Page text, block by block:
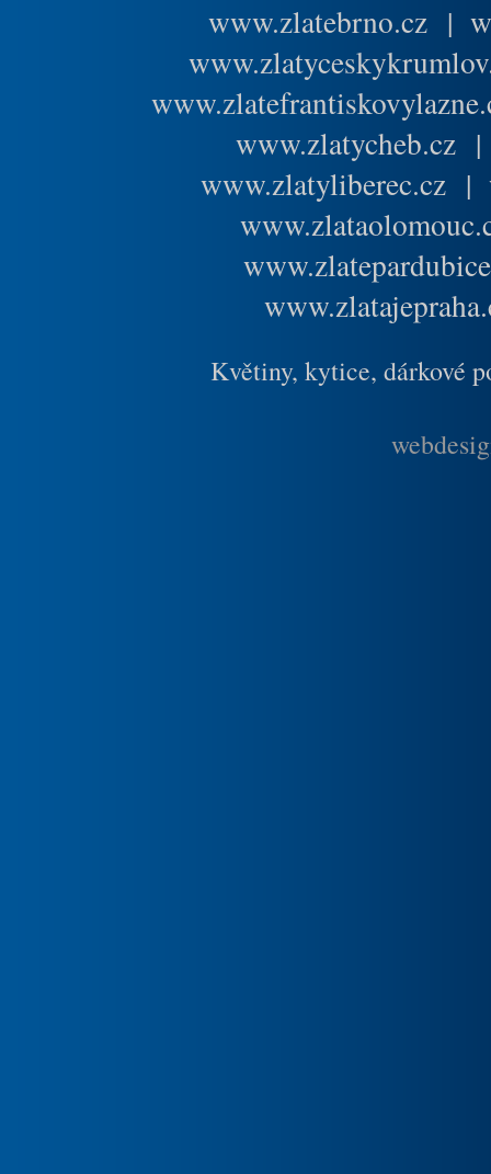
www.zlatebrno.cz |
www.zlatycheb.cz
www.zlatyliberec.cz |
Květiny, kytice, dárkové